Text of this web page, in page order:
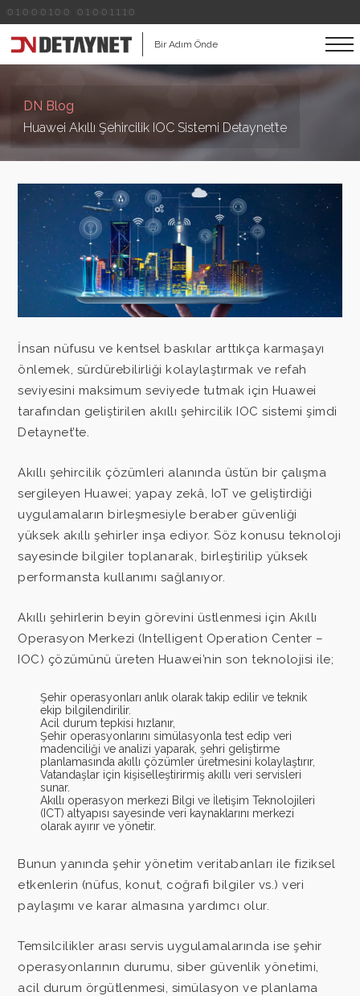
01000100 01001110
Bir Adım Önde
DN Blog
Huawei Akıllı Şehircilik IOC Sistemi Detaynet’te
İnsan nüfusu ve kentsel baskılar arttıkça karmaşayı
önlemek, sürdürebilirliği kolaylaştırmak ve refah
seviyesini maksimum seviyede tutmak için Huawei
tarafından geliştirilen akıllı şehircilik IOC sistemi şimdi
Detaynet’te.
Akıllı şehircilik çözümleri alanında üstün bir çalışma
sergileyen Huawei; yapay zekâ, IoT ve geliştirdiği
uygulamaların birleşmesiyle beraber güvenliği
yüksek akıllı şehirler inşa ediyor. Söz konusu teknoloji
sayesinde bilgiler toplanarak, birleştirilip yüksek
performansta kullanımı sağlanıyor.
Akıllı şehirlerin beyin görevini üstlenmesi için Akıllı
Operasyon Merkezi (Intelligent Operation Center –
IOC) çözümünü üreten Huawei’nin son teknolojisi ile;
Şehir operasyonları anlık olarak takip edilir ve teknik
ekip bilgilendirilir.
Acil durum tepkisi hızlanır,
Şehir operasyonlarını simülasyonla test edip veri
madenciliği ve analizi yaparak, şehri geliştirme
planlamasında akıllı çözümler üretmesini kolaylaştırır,
Vatandaşlar için kişiselleştirirmiş akıllı veri servisleri
sunar.
Akıllı operasyon merkezi Bilgi ve İletişim Teknolojileri
(ICT) altyapısı sayesinde veri kaynaklarını merkezi
olarak ayırır ve yönetir.
Bunun yanında şehir yönetim veritabanları ile fiziksel
etkenlerin (nüfus, konut, coğrafi bilgiler vs.) veri
paylaşımı ve karar almasına yardımcı olur.
Temsilcilikler arası servis uygulamalarında ise şehir
operasyonlarının durumu, siber güvenlik yönetimi,
acil durum örgütlenmesi, simülasyon ve planlama